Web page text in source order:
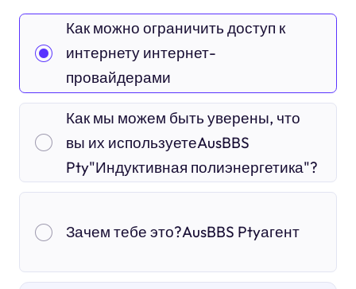
Как можно ограничить доступ к
интернету интернет-
провайдерами
Как мы можем быть уверены, что
вы их используетеAusBBS
Pty"Индуктивная полиэнергетика"?
Зачем тебе это?AusBBS Ptyагент